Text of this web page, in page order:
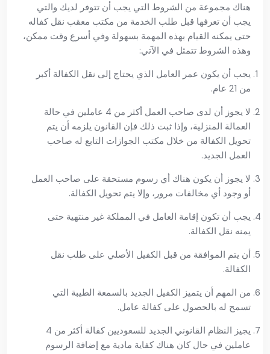
هناك مجموعة من الشروط التي يجب أن تتوفر لديك والتي
يجب أن تعرفها قبل طلب الخدمة من مكتب معقب نقل كفاله
حتى يمكنه القيام بهذه المهمة بسهولة وفي أسرع وقت ممكن،
وهذه الشروط تتمثل في الآتي:
يجب أن يكون عمر العامل الذي يحتاج إلى نقل الكفالة أكبر
من 21 عام.
لا يجوز أن لدى صاحب العمل أكثر من 4 عاملين في حالة
العمالة المنزلية، وإذا ثبت ذلك فإن القانون يلزمه أن يتم
تحويل الكفالة من خلال مكتب الجوازات التابع له صاحب
العمل الجديد.
لا يجوز أن يكون هناك أي رسوم مستحقة على صاحب العمل
أو وجود أي مخالفات مرور، وإلا يتم تحويل الكفالة.
يجب أن تكون إقامة العامل في المملكة غير منتهية حتى
يمنه نقل الكفالة.
أن يتم الموافقة من قبل الكفيل الأصلي على طلب نقل
الكفالة.
من المهم أن يتميز الكفيل الجديد بالسمعة الطيبة التي
تسمح له بالحصول على كفالة عامل.
يجيز النظام القانوني الجديد للسعوديين كفالة أكثر من 4
عاملين في حال كان هناك كفاية مادية مع إضافة الرسوم